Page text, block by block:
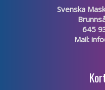
Svenska
645
Mail: